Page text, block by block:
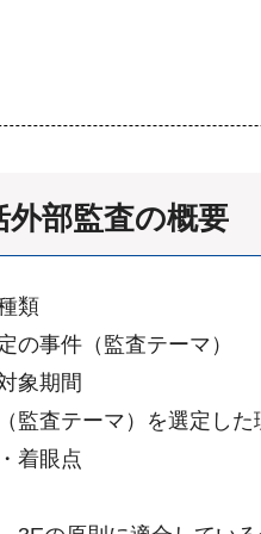
部監査の概要
類
事件（監査テーマ）
象期間
査テーマ）を選定し
着眼点